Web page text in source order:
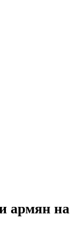
армян на